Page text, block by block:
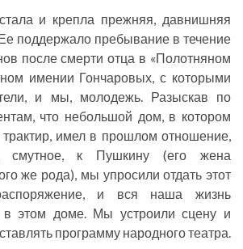
и крепла прежняя, давнишняя
поддержало пребывание в течение
после смерти отца в «Полотняном
имении Гончаровых, с которыми
и мы, молодежь. Разыскав по
что небольшой дом, в котором
имел в прошлом отношение,
смутное, к Пушкину (его жена
же рода), мы упросили отдать этот
и вся наша жизнь
в этом доме. Мы устроили сцену и
программу народного театра.